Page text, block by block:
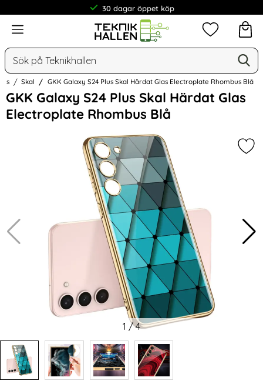
30 dagar öppet köp
Meny
Sök
Mina
Skal GKK Galaxy S24 Plus Skal Härdat Glas Electroplate Rhombus Blå
GKK Galaxy S24 Plus Skal Härdat Glas
Electroplate Rhombus Blå
Hoppa
över
Bilder
1 /4